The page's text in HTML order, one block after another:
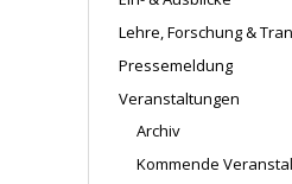
Lehre, Forschung &
Pressemeldung
Veranstaltungen
Archiv
Kommende